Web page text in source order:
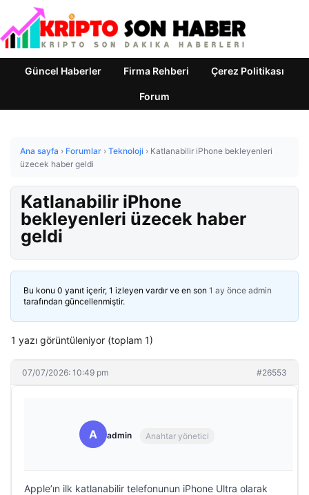
Güncel Haberler Firma Rehberi Çerez Politikası
Forum
Ana sayfa › Forumlar › Teknoloji › Katlanabilir iPhone bekleyenleri
üzecek haber geldi
Katlanabilir iPhone
bekleyenleri üzecek haber
geldi
Bu konu 0 yanıt içerir, 1 izleyen vardır ve en son 1 ay önce admin
tarafından güncellenmiştir.
1 yazı görüntüleniyor (toplam 1)
07/07/2026: 10:49 pm #26553
A admin Anahtar yönetici
Apple’ın ilk katlanabilir telefonunun iPhone Ultra olarak